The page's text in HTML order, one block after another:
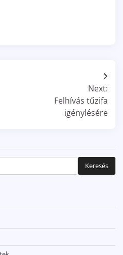
Next:
Felhívás tűzifa
igénylésére